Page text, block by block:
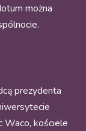
można
prezydenta
Waco, kościele